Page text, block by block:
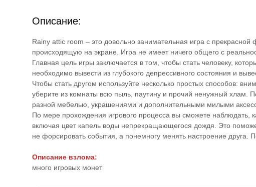
Описание:
Rainy attic room – это довольно занимательная игра с
происходящую на экране. Игра не имеет ничего общего с
Главная цель игры заключается в том, чтобы стать человеку,
необходимо вывести из глубокого депрессивного состояния и
Чтобы стать другом используйте несколько простых способов:
уберите из комнаты всю пыль, паутину и прочий ненужный хлам.
разной мебелью, украшениями и дополнительными милыми
По мере прохождения игрового процесса вы сможете наблюдать,
включая цвет капель воды непрекращающегося дождя. Это
не форсировать события, а понемногу менять настроение друга.
Описание взлома:
много игровых монет